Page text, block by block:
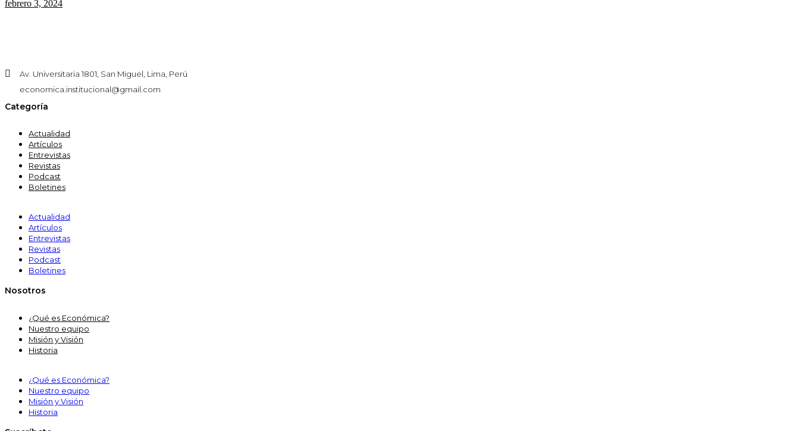
febrero 3, 2024
Av. Universitaria 1801, San Miguel, Lima, Perú
economica.institucional@gmail.com
Categoría
Actualidad
Artículos
Entrevistas
Revistas
Podcast
Boletines
Actualidad
Artículos
Entrevistas
Revistas
Podcast
Boletines
Nosotros
¿Qué es Económica?
Nuestro equipo
Misión y Visión
Historia
¿Qué es Económica?
Nuestro equipo
Misión y Visión
Historia